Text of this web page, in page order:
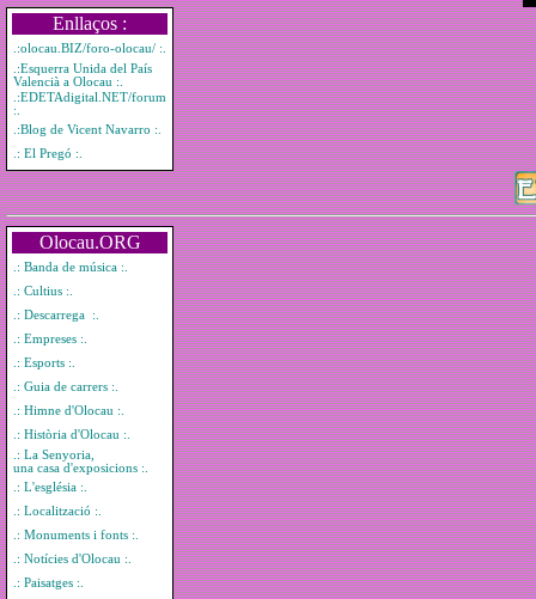
Enllaços :
.:olocau.BIZ/foro-olocau/ :.
.:Esquerra Unida del País
Valencià a Olocau :.
.:EDETAdigital.NET/forum
:.
.:Blog de Vicent Navarro :.
.: El Pregó :.
Olocau.ORG
.: Banda de música :.
.: Cultius :.
.: Descarrega :.
.: Empreses :.
.: Esports :.
.: Guia de carrers :.
.: Himne d'Olocau :.
.: Història d'Olocau :.
.: La Senyoria,
una casa d'exposicions :.
.: L'església :.
.: Localització :.
.: Monuments i fonts :.
.: Notícies d'Olocau :.
.: Paisatges :.